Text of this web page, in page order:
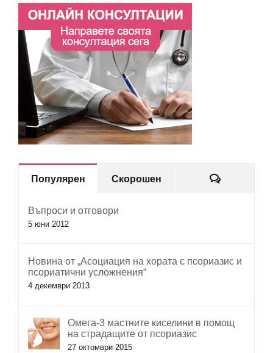
Популярен Скорошен Коментари
Въпроси и отговори
5 юни 2012
Новина от „Асоциация на хората с псориазис и
псориатични усложнения“
4 декември 2013
Омега-3 мастните киселини в помощ
на страдащите от псориазис
27 октомври 2015